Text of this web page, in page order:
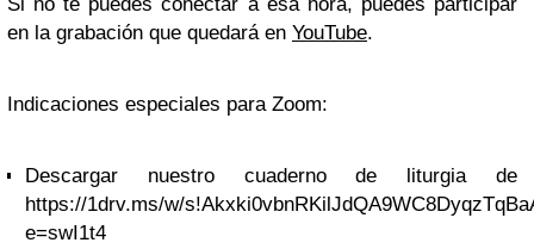
en la grabación que quedará en YouTube.
Indicaciones especiales para Zoom:
Descargar nuestro cuaderno de liturgia de
https://1drv.ms/w/
e=swI1t4